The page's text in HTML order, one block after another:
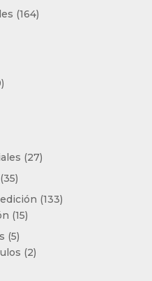
164164
99
2727
3535
productos
133133
1515
55
productos
22